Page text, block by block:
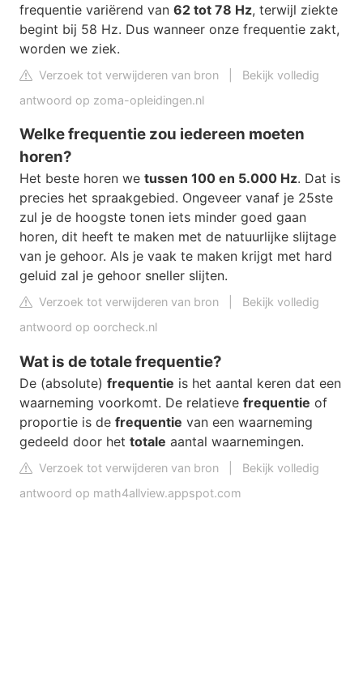
frequentie variërend van 62 tot 78 Hz, terwijl ziekte
begint bij 58 Hz. Dus wanneer onze frequentie zakt,
worden we ziek.
Verzoek tot verwijderen van bron
Bekijk volledig
antwoord op zoma-opleidingen.nl
Welke frequentie zou iedereen moeten
horen?
Het beste horen we tussen 100 en 5.000 Hz. Dat is
precies het spraakgebied. Ongeveer vanaf je 25ste
zul je de hoogste tonen iets minder goed gaan
horen, dit heeft te maken met de natuurlijke slijtage
van je gehoor. Als je vaak te maken krijgt met hard
geluid zal je gehoor sneller slijten.
Verzoek tot verwijderen van bron
Bekijk volledig
antwoord op oorcheck.nl
Wat is de totale frequentie?
De (absolute) frequentie is het aantal keren dat een
waarneming voorkomt. De relatieve frequentie of
proportie is de frequentie van een waarneming
gedeeld door het totale aantal waarnemingen.
Verzoek tot verwijderen van bron
Bekijk volledig
antwoord op math4allview.appspot.com